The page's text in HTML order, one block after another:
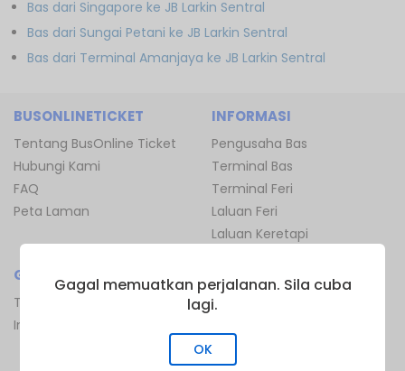
Bas dari Singapore ke JB Larkin Sentral
Bas dari Sungai Petani ke JB Larkin Sentral
Bas dari Terminal Amanjaya ke JB Larkin Sentral
BUSONLINETICKET
Tentang BusOnline Ticket
Hubungi Kami
FAQ
Peta Laman
INFORMASI
Pengusaha Bas
Terminal Bas
Terminal Feri
Laluan Feri
Laluan Keretapi
GLOBAL
Thailand
Indonesia
SERTAI KAMI
Program Affiliate
Daftar sebagai Operator
Gagal memuatkan perjalanan. Sila cuba
lagi.
OK